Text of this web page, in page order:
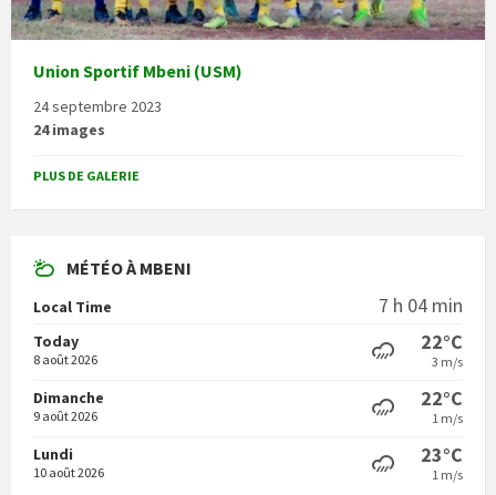
Union Sportif Mbeni (USM)
24 septembre 2023
24 images
PLUS DE GALERIE
MÉTÉO À MBENI
Local Time 7 h 04 min
Today
8 août 2026
22°C
3 m/s
Dimanche
9 août 2026
22°C
1 m/s
Lundi
10 août 2026
23°C
1 m/s